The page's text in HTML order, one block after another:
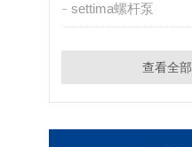
settima螺杆泵
查看全部